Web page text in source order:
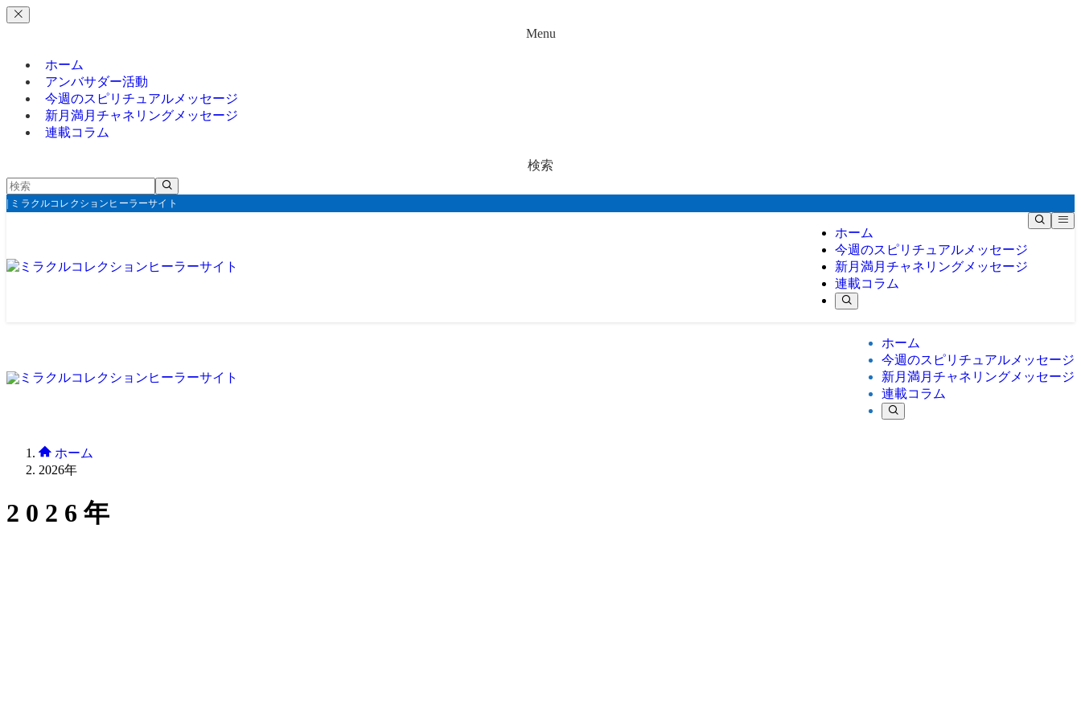
Menu
ホーム
アンバサダー活動
今週のスピリチュアルメッセージ
新月満月チャネリングメッセージ
連載コラム
検索
| ミラクルコレクションヒーラーサイト
ホーム
今週のスピリチュアルメッセージ
新月満月チャネリングメッセージ
連載コラム
ホーム
今週のスピリチュアルメッセージ
新月満月チャネリングメッセージ
連載コラム
ホーム
2026年
2026年